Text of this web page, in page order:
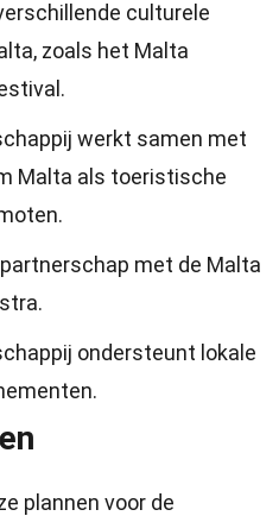
culturele
zoals het Malta
werkt samen met
Malta als toeristische
met de Malta
ondersteunt lokale
plannen voor de